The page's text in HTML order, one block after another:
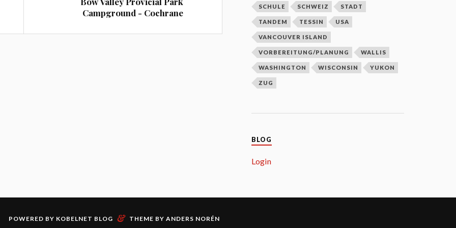
Campground - Cochrane
SCHULE SCHWEIZ STADT
TANDEM TESSIN USA
VANCOUVER ISLAND
VORBEREITUNG/PLANUNG WALLIS
WASHINGTON WISCONSIN YUKON
ZUG
BLOG
Login
POWERED BY KOBELNET BLOG & THEME BY ANDERS NORÉN